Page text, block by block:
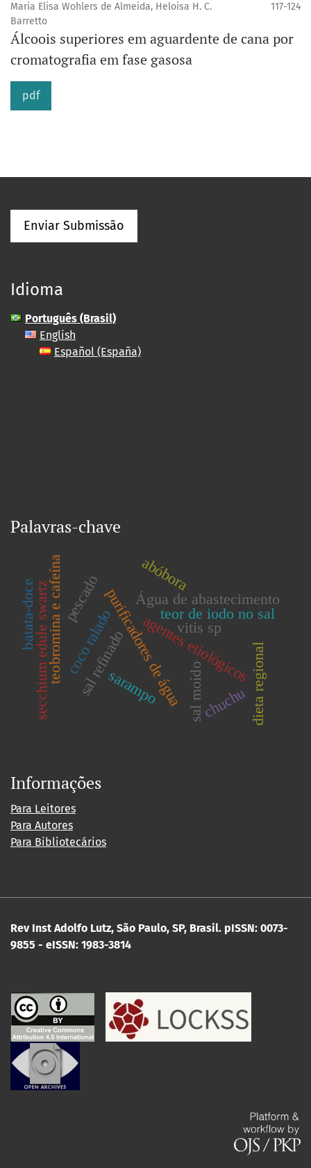
Maria Elisa Wohlers de Almeida, Heloisa H. C.
Barretto
117-124
Álcoois superiores em aguardente de cana por
cromatografia em fase gasosa
pdf
Enviar Submissão
Idioma
Português (Brasil)
English
Español (España)
Palavras-chave
pescado
agentes etiológicos
purificadores de água
Água de abastecimento
teobromina e cafeína sal refinado sal moído
teor de iodo no sal
abóbora
secchium edule swartz chuchu
batata-doce vitis sp
coco ralado
sarampo dieta regional
Informações
Para Leitores
Para Autores
Para Bibliotecários
Rev Inst Adolfo Lutz, São Paulo, SP, Brasil. pISSN: 0073-
9855 - eISSN: 1983-3814